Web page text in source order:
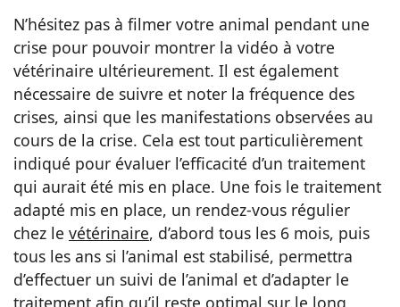
N’hésitez pas à filmer votre animal pendant une
crise pour pouvoir montrer la vidéo à votre
vétérinaire ultérieurement. Il est également
nécessaire de suivre et noter la fréquence des
crises, ainsi que les manifestations observées au
cours de la crise. Cela est tout particulièrement
indiqué pour évaluer l’efficacité d’un traitement
qui aurait été mis en place. Une fois le traitement
adapté mis en place, un rendez-vous régulier
chez le vétérinaire, d’abord tous les 6 mois, puis
tous les ans si l’animal est stabilisé, permettra
d’effectuer un suivi de l’animal et d’adapter le